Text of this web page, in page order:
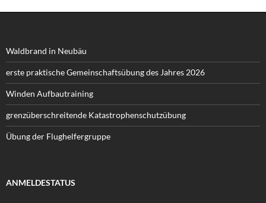
Waldbrand in Neubäu
erste praktische Gemeinschaftsübung des Jahres 2026
Winden Aufbautraining
grenzüberschreitende Katastrophenschutzübung
Übung der Flughelfergruppe
ANMELDESTATUS